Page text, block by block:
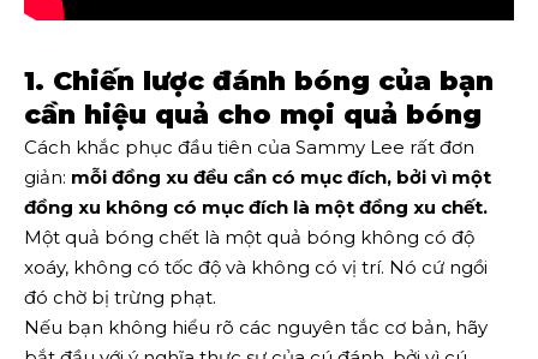
1. Chiến lược đánh bóng của bạn
cần hiệu quả cho mọi quả bóng
Cách khắc phục đầu tiên của Sammy Lee rất đơn
giản: mỗi đồng xu đều cần có mục đích, bởi vì một
đồng xu không có mục đích là một đồng xu chết.
Một quả bóng chết là một quả bóng không có độ
xoáy, không có tốc độ và không có vị trí. Nó cứ ngồi
đó chờ bị trừng phạt.
Nếu bạn không hiểu rõ các nguyên tắc cơ bản, hãy